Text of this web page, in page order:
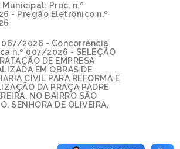
Municipal: Proc. n.º
- Pregão Eletrônico n.º
067/2026 - Concorrência
n.º 007/2026 - SELEÇÃO
DE EMPRESA
EM OBRAS DE
CIVIL PARA REFORMA E
DA PRAÇA PADRE
NO BAIRRO SÃO
SENHORA DE OLIVEIRA,